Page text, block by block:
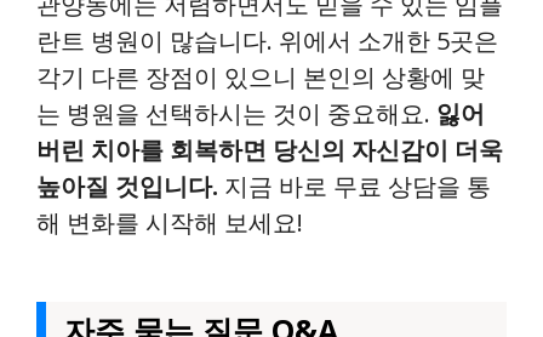
란트 병원이 많습니다. 위에서 소개한 5곳은
각기 다른 장점이 있으니 본인의 상황에 맞
는 병원을 선택하시는 것이 중요해요. 잃어
버린 치아를 회복하면 당신의 자신감이 더욱
높아질 것입니다. 지금 바로 무료 상담을 통
해 변화를 시작해 보세요!